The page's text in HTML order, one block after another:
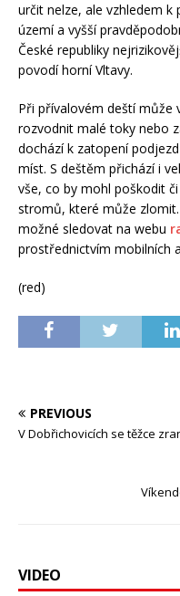
určit nelze, ale vzhledem
území a vyšší
České republiky
povodí horní Vltavy.
Při přívalovém deští může
rozvodnit malé toky nebo
dochází k zatopení
míst. S deštěm přichází i
vše, co by mohl poškodit
stromů, které může
možné sledovat na webu
prostřednictvím mobilních
(red)
PREVIOUS
V Dobřichovicích se těžce
VIDEO